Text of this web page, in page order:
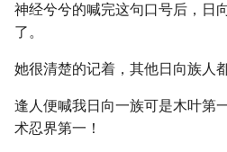
神经兮兮的喊完这句口号后，日
了。
她很清楚的记着，其他日向族人
逢人便喊我日向一族可是木叶第
术忍界第一！